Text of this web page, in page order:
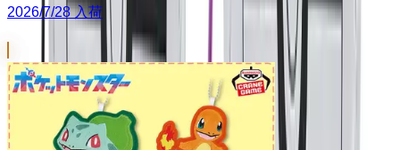
2026/7/28 入荷